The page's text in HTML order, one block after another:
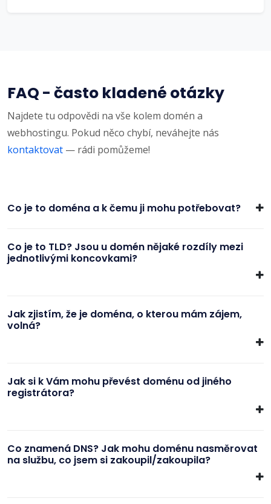
FAQ - často kladené otázky
Najdete tu odpovědi na vše kolem domén a
webhostingu. Pokud něco chybí, neváhejte nás
kontaktovat — rádi pomůžeme!
Co je to doména a k čemu ji mohu potřebovat?
Co je to TLD? Jsou u domén nějaké rozdíly mezi
jednotlivými koncovkami?
Jak zjistím, že je doména, o kterou mám zájem,
volná?
Jak si k Vám mohu převést doménu od jiného
registrátora?
Co znamená DNS? Jak mohu doménu nasměrovat
na službu, co jsem si zakoupil/zakoupila?